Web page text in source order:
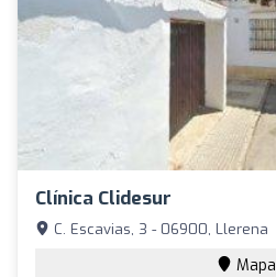
Clínica Clidesur
C. Escavias, 3 - 06900, Llerena
Mapa